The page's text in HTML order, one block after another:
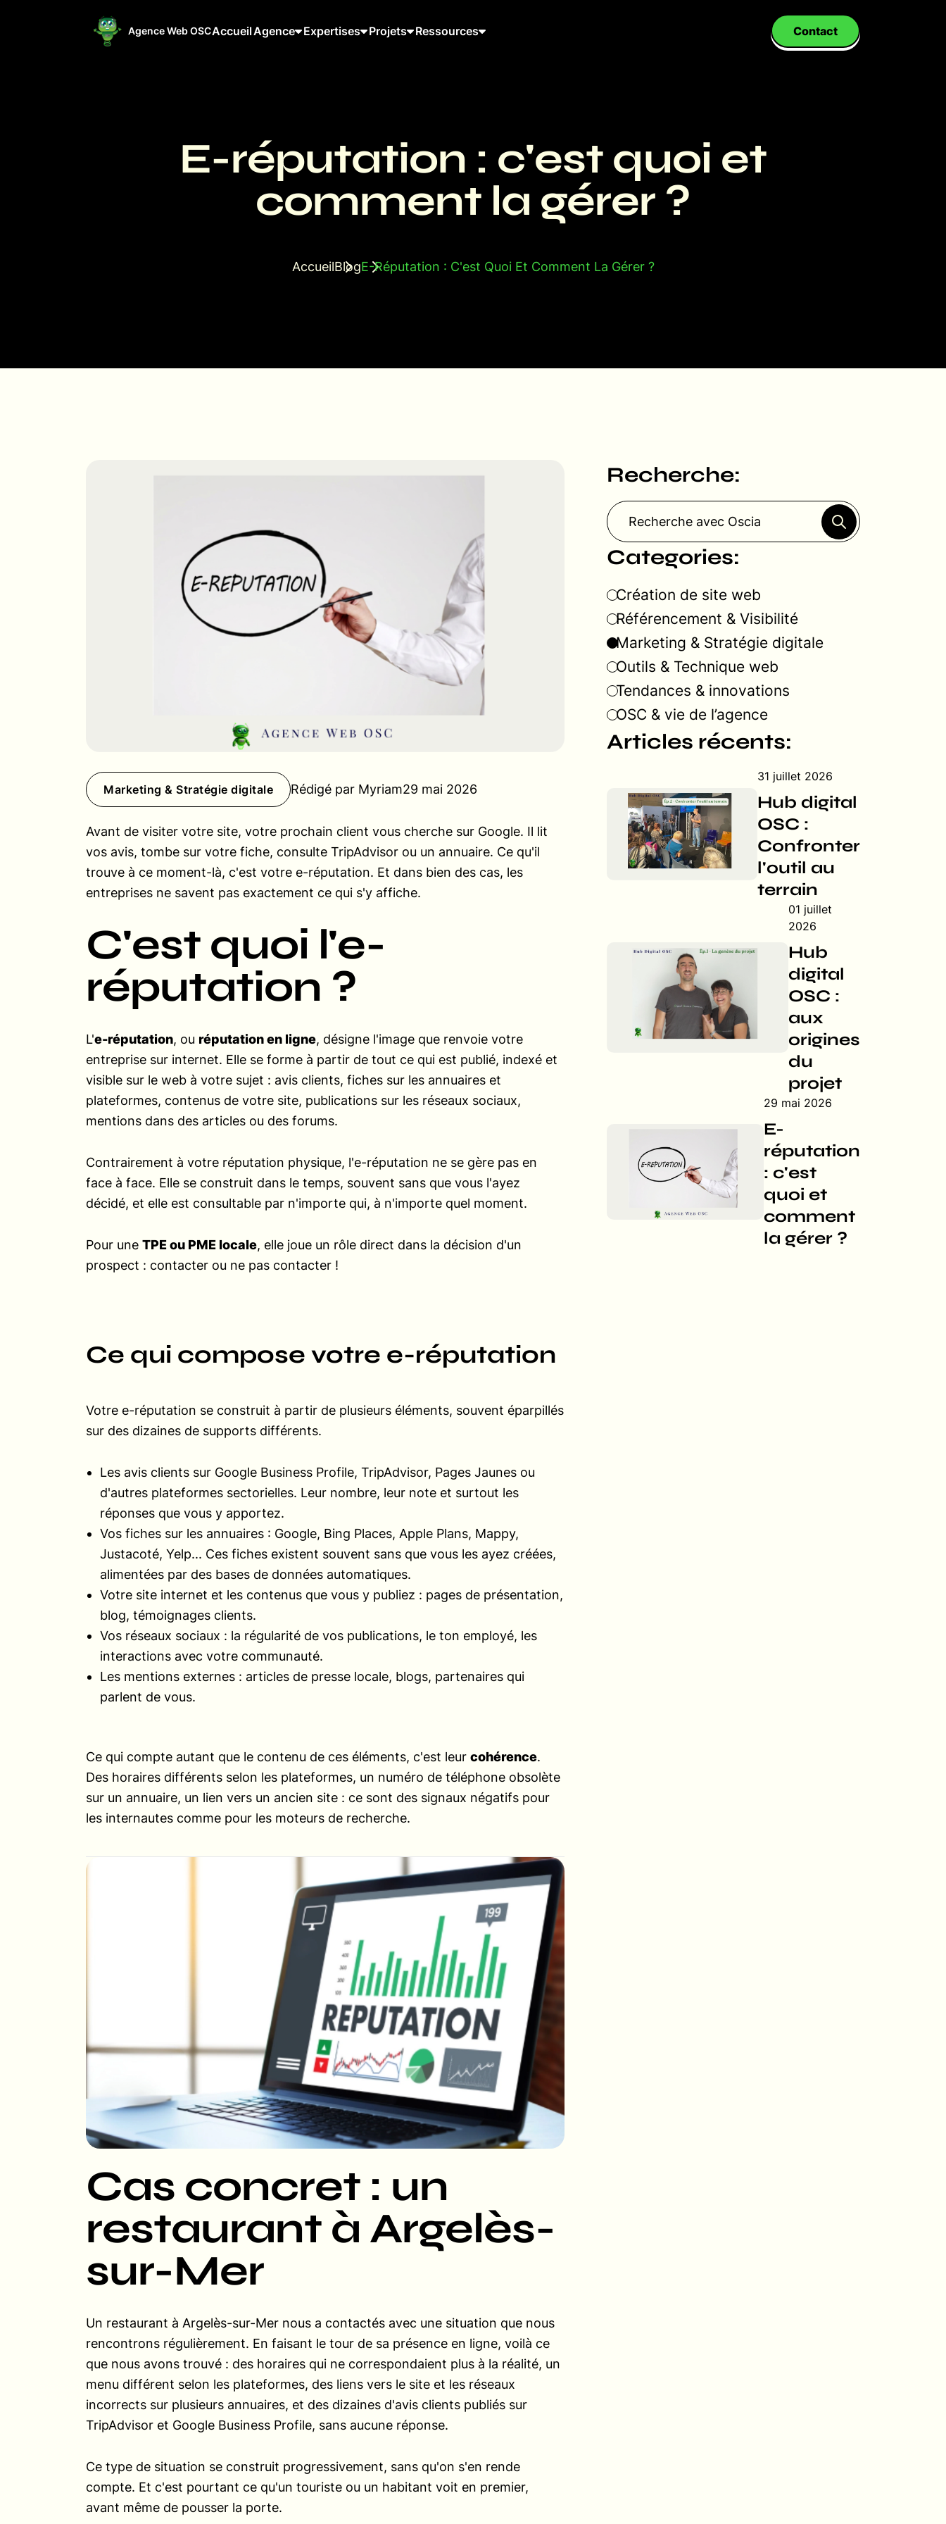
Agence Web OSCAccueilAgence Expertises Projets Ressources Contact
E-réputation : c'est quoi et
comment la gérer ?
AccueilBlogE-Réputation : C'est Quoi Et Comment La Gérer ?
Marketing & Stratégie digitale Rédigé par Myriam29 mai 2026
Avant de visiter votre site, votre prochain client vous cherche sur Google. Il lit
vos avis, tombe sur votre fiche, consulte TripAdvisor ou un annuaire. Ce qu'il
trouve à ce moment-là, c'est votre e-réputation. Et dans bien des cas, les
entreprises ne savent pas exactement ce qui s'y affiche.
C'est quoi l'e-
réputation ?
L'e-réputation, ou réputation en ligne, désigne l'image que renvoie votre
entreprise sur internet. Elle se forme à partir de tout ce qui est publié, indexé et
visible sur le web à votre sujet : avis clients, fiches sur les annuaires et
plateformes, contenus de votre site, publications sur les réseaux sociaux,
mentions dans des articles ou des forums.
Contrairement à votre réputation physique, l'e-réputation ne se gère pas en
face à face. Elle se construit dans le temps, souvent sans que vous l'ayez
décidé, et elle est consultable par n'importe qui, à n'importe quel moment.
Pour une TPE ou PME locale, elle joue un rôle direct dans la décision d'un
prospect : contacter ou ne pas contacter !
Ce qui compose votre e-réputation
Votre e-réputation se construit à partir de plusieurs éléments, souvent éparpillés
sur des dizaines de supports différents.
Les avis clients sur Google Business Profile, TripAdvisor, Pages Jaunes ou
d'autres plateformes sectorielles. Leur nombre, leur note et surtout les
réponses que vous y apportez.
Vos fiches sur les annuaires : Google, Bing Places, Apple Plans, Mappy,
Justacoté, Yelp... Ces fiches existent souvent sans que vous les ayez créées,
alimentées par des bases de données automatiques.
Votre site internet et les contenus que vous y publiez : pages de présentation,
blog, témoignages clients.
Vos réseaux sociaux : la régularité de vos publications, le ton employé, les
interactions avec votre communauté.
Les mentions externes : articles de presse locale, blogs, partenaires qui
parlent de vous.
Ce qui compte autant que le contenu de ces éléments, c'est leur cohérence.
Des horaires différents selon les plateformes, un numéro de téléphone obsolète
sur un annuaire, un lien vers un ancien site : ce sont des signaux négatifs pour
les internautes comme pour les moteurs de recherche.
Cas concret : un
restaurant à Argelès-
sur-Mer
Un restaurant à Argelès-sur-Mer nous a contactés avec une situation que nous
rencontrons régulièrement. En faisant le tour de sa présence en ligne, voilà ce
que nous avons trouvé : des horaires qui ne correspondaient plus à la réalité, un
menu différent selon les plateformes, des liens vers le site et les réseaux
incorrects sur plusieurs annuaires, et des dizaines d'avis clients publiés sur
TripAdvisor et Google Business Profile, sans aucune réponse.
Ce type de situation se construit progressivement, sans qu'on s'en rende
compte. Et c'est pourtant ce qu'un touriste ou un habitant voit en premier,
avant même de pousser la porte.
Recherche:
Categories:
Création de site web
Référencement & Visibilité
Marketing & Stratégie digitale
Outils & Technique web
Tendances & innovations
OSC & vie de l’agence
Articles récents:
31 juillet 2026
Hub digital
OSC :
Confronter
l'outil au
terrain
01 juillet
2026
Hub
digital
OSC :
aux
origines
du
projet
29 mai 2026
E-
réputation
: c'est
quoi et
comment
la gérer ?